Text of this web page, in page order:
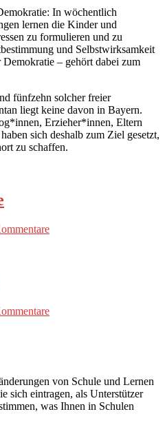
In wöchentlich
lernen die Kinder und
zu formulieren und zu
und Selbstwirksamkeit
– gehört dabei zum
fünfzehn solcher freier
liegt keine davon in Bayern.
Erzieher*innen, Eltern
sich deshalb zum Ziel gesetzt,
zu schaffen.
von Schule und Lernen
sich eintragen, als Unterstützer
was Ihnen in Schulen